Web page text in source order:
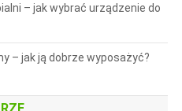
– jak wybrać urządzenie do
– jak ją dobrze wyposażyć?